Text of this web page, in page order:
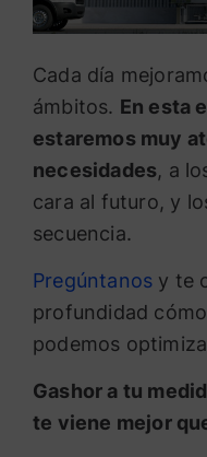
Cada día
ámbitos. En esta
estaremos muy
necesidades, a
cara al futuro, y
secuencia.
Pregúntanos y te
profundidad
podemos
Gashor a tu
te viene mejor